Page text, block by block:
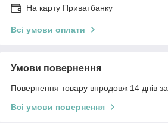
На карту Приватбанку
Всі умови оплати
Умови повернення
Повернення товару впродовж 14 днів
Всі умови повернення